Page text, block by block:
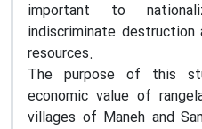
important to
indiscriminate
resources.
The purpose of this
economic value of
villages of Maneh and